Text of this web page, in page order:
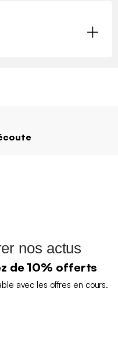
nos actus
de 10% offerts
avec les offres en cours.